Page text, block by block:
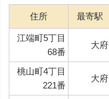
住所 最寄駅
江端町5丁目
68番
大府
桃山町4丁目
221番
大府